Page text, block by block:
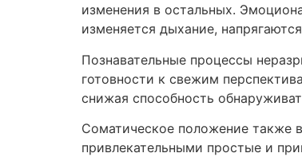
изменения в остальных.
изменяется дыхание,
Познавательные процессы
готовности к свежим
снижая способность
Соматическое положение также
привлекательными простые и